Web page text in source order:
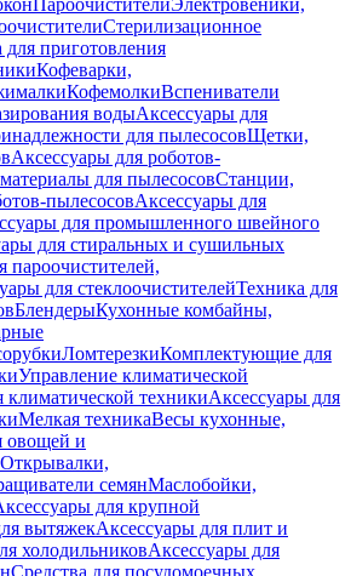
ПароочистителиЭлектровеники,
Стерилизационное
для приготовления
Кофеварки,
КофемолкиВспениватели
водыАксессуары для
для пылесосовЩетки,
Аксессуары для роботов-
для пылесосовСтанции,
пылесосовАксессуары для
для промышленного швейного
для стиральных и сушильных
пароочистителей,
для стеклоочистителейТехника для
БлендерыКухонные комбайны,
ЛомтерезкиКомплектующие для
Управление климатической
техникиАксессуары для
Мелкая техникаВесы кухонные,
овощей и
Открывалки,
семянМаслобойки,
для крупной
вытяжекАксессуары для плит и
холодильниковАксессуары для
Средства для посудомоечных